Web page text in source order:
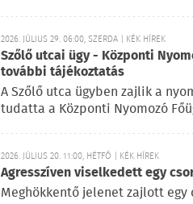
2026. JÚLIUS 29. 06:00, SZERDA | KÉK HÍREK
Szőlő utcai ügy - Központi
további tájékoztatás
A Szőlő utca ügyben zajlik a
tudatta a Központi Nyomozó
2026. JÚLIUS 20. 11:00, HÉTFŐ | KÉK HÍREK
Agresszíven viselkedett egy
Meghökkentő jelenet zajlott